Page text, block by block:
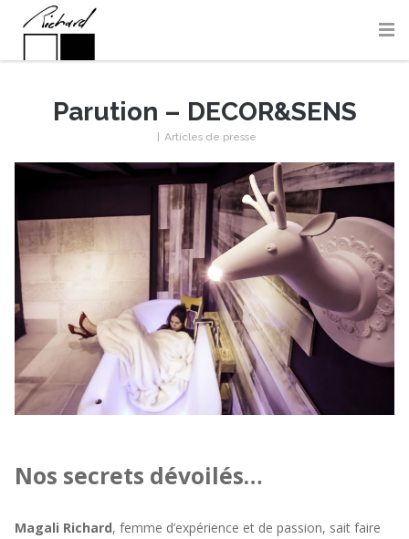
Parution – DECOR&SENS
Articles de presse
Nos secrets dévoilés…
Magali Richard, femme d’expérience et de passion, sait faire